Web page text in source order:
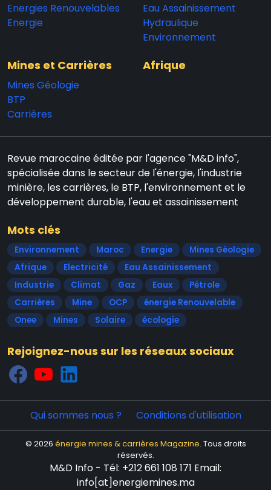
Energies Renouvelables
Energie
Eau Assainissement
Hydraulique
Environnement
Mines et Carrières
Mines Géologie
BTP
Carrières
Afrique
Revue marocaine éditée par l'agence "M&D info",
spécialisée dans le secteur de l'énergie, l'industrie
minière, les carrières, le BTP, l'environnement et le
développement durable, l'eau et assainissement
Mots clés
Environnement Maroc Energie
Mines Géologie
Afrique
Electricité
Eau Assainissement
Industrie
Climat Gaz Eaux
Pétrole
Carrières
Mine OCP
énergie Renouvelable
Onee
Mines Solaire écologie
Rejoignez-nous sur les réseaux sociaux
Qui sommes nous ? Conditions d'utilisation
© 2026 énergie mines & carrières Magazine. Tous droits
réservés.
M&D Info - Tél: +212 661 108 171 Email:
info[at]energiemines.ma